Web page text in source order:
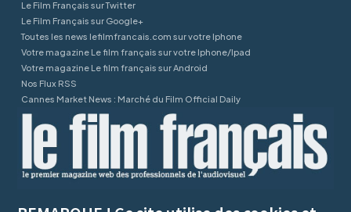
Le Film Français sur Twitter
Le Film Français sur Google+
Toutes les news lefilmfrancais.com sur votre Iphone
Votre magazine Le film français sur votre Iphone/Ipad
Votre magazine Le film français sur Android
Nos Flux RSS
Cannes Market News : Marché du Film Official Daily